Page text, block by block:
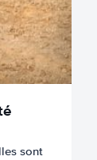
sont